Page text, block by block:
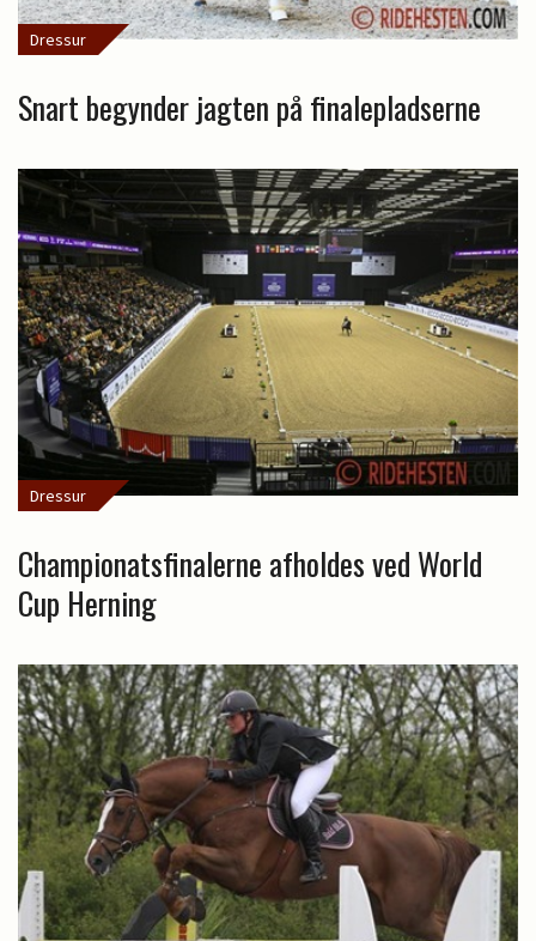
Dressur
Snart begynder jagten på finalepladserne
Dressur
Championatsfinalerne afholdes ved World
Cup Herning